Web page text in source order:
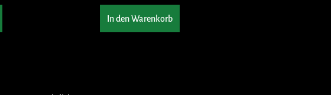
In den Warenkorb